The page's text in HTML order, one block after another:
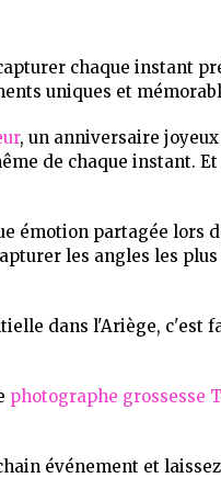
chaque instant
uniques et
, un anniversaire
de chaque instant.
émotion partagée lors
les angles les
dans l'Ariège, c'est
photographe grossesse
événement et